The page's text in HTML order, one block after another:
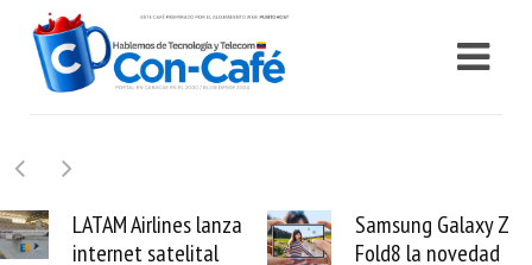
Samsung Galaxy Z
Fold8 la novedad
Cashea levanta
millones de dólares